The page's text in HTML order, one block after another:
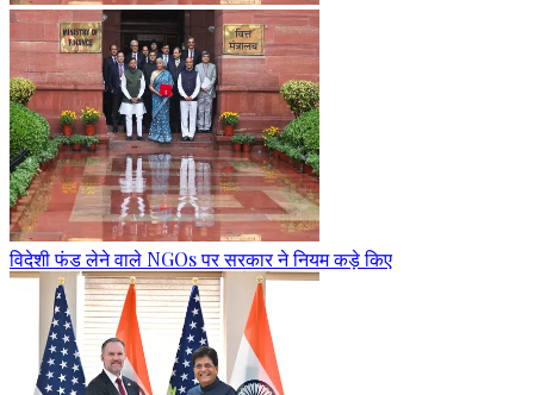
विदेशी फंड लेने वाले NGOs पर सरकार ने नियम कड़े किए